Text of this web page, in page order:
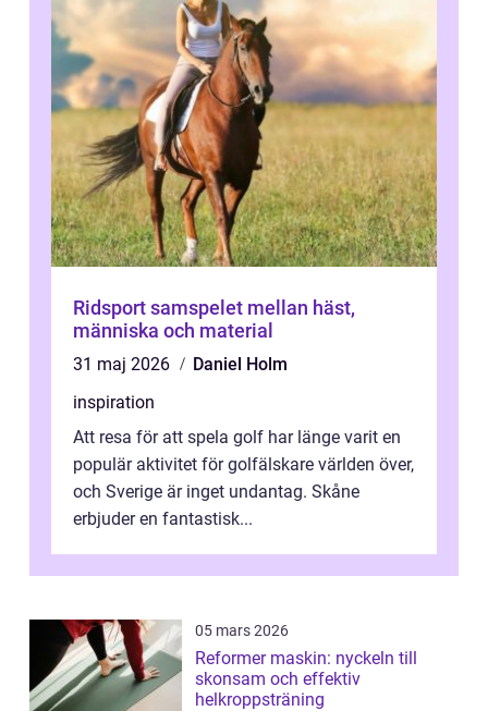
Ridsport samspelet mellan häst,
människa och material
31 maj 2026
Daniel Holm
inspiration
Att resa för att spela golf har länge varit en
populär aktivitet för golfälskare världen över,
och Sverige är inget undantag. Skåne
erbjuder en fantastisk...
05 mars 2026
Reformer maskin: nyckeln till
skonsam och effektiv
helkroppsträning